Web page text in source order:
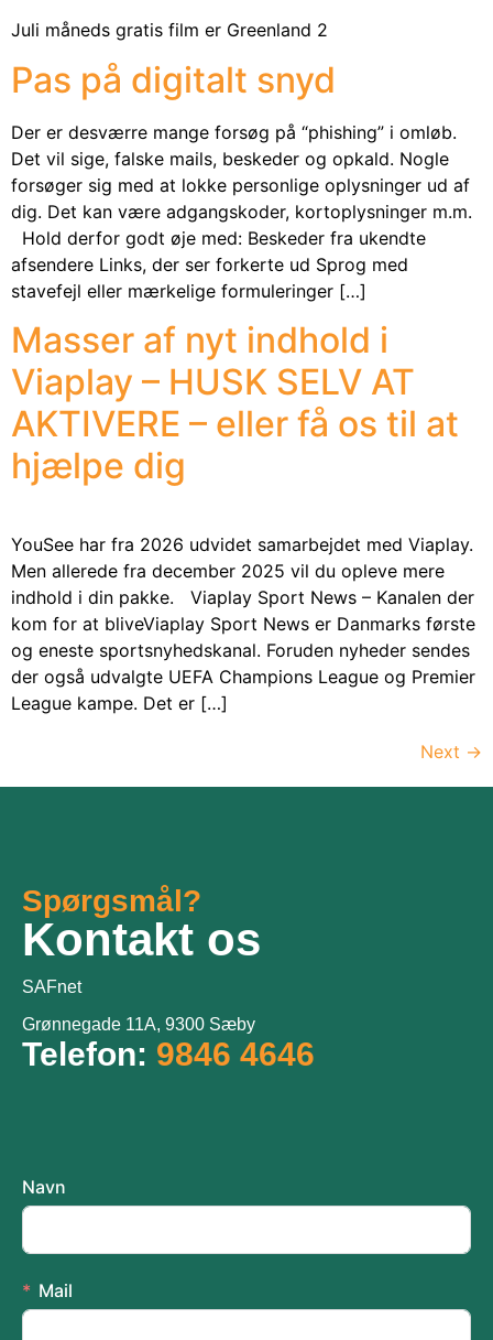
Juli måneds gratis film er Greenland 2
Pas på digitalt snyd
Der er desværre mange forsøg på “phishing” i omløb.
Det vil sige, falske mails, beskeder og opkald. Nogle
forsøger sig med at lokke personlige oplysninger ud af
dig. Det kan være adgangskoder, kortoplysninger m.m.
Hold derfor godt øje med: Beskeder fra ukendte
afsendere Links, der ser forkerte ud Sprog med
stavefejl eller mærkelige formuleringer […]
Masser af nyt indhold i
Viaplay – HUSK SELV AT
AKTIVERE – eller få os til at
hjælpe dig
YouSee har fra 2026 udvidet samarbejdet med Viaplay.
Men allerede fra december 2025 vil du opleve mere
indhold i din pakke. Viaplay Sport News – Kanalen der
kom for at bliveViaplay Sport News er Danmarks første
og eneste sportsnyhedskanal. Foruden nyheder sendes
der også udvalgte UEFA Champions League og Premier
League kampe. Det er […]
Next →
Spørgsmål?
Kontakt os
SAFnet
Grønnegade 11A, 9300 Sæby
Telefon: 9846 4646
Navn
Mail